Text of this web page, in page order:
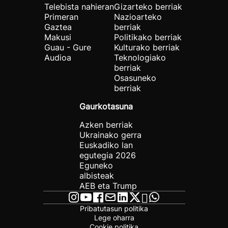
Telebista nahieran
Primeran
Gaztea
Makusi
Guau - Gure
Audioa
Gizarteko berriak
Nazioarteko
berriak
Politikako berriak
Kulturako berriak
Teknologiako
berriak
Osasuneko
berriak
Gaurkotasuna
Azken berriak
Ukrainako gerra
Euskadiko lan
egutegia 2026
Eguneko
albisteak
AEB eta Trump
Pribatutasun politika
Lege oharra